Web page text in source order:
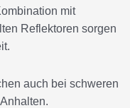
mit
Reflektoren sorgen
auch bei schweren